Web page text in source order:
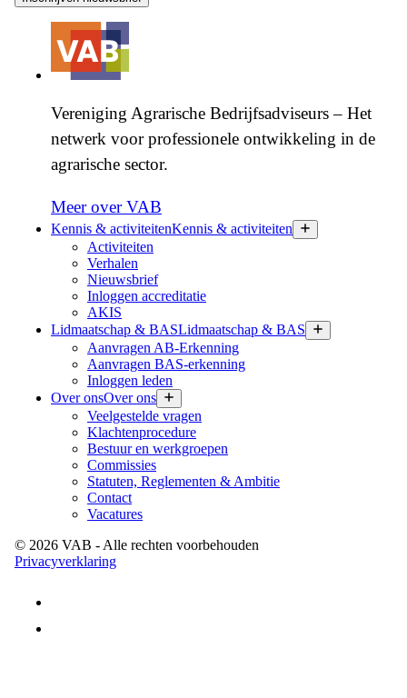
Vereniging Agrarische Bedrijfsadviseurs – Het
netwerk voor professionele ontwikkeling in de
agrarische sector.
Meer over VAB
Kennis & activiteitenKennis & activiteiten
Activiteiten
Verhalen
Nieuwsbrief
Inloggen accreditatie
AKIS
Lidmaatschap & BASLidmaatschap & BAS
Aanvragen AB-Erkenning
Aanvragen BAS-erkenning
Inloggen leden
Over onsOver ons
Veelgestelde vragen
Klachtenprocedure
Bestuur en werkgroepen
Commissies
Statuten, Reglementen & Ambitie
Contact
Vacatures
© 2026 VAB - Alle rechten voorbehouden
Privacyverklaring